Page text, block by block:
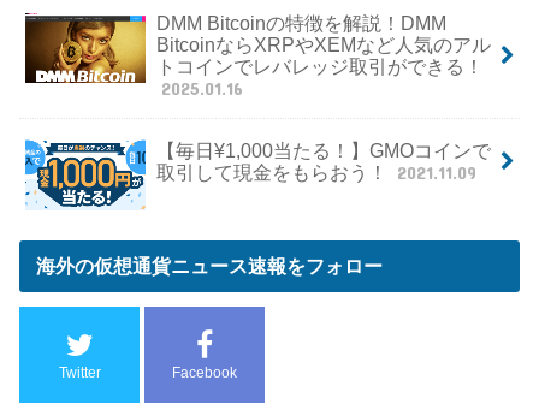
DMM Bitcoinの特徴を解説！DMM
BitcoinならXRPやXEMなど人気のアル
トコインでレバレッジ取引ができる！
2025.01.16
【毎日¥1,000当たる！】GMOコインで
取引して現金をもらおう！
2021.11.09
海外の仮想通貨ニュース速報をフォロー
Twitter Facebook